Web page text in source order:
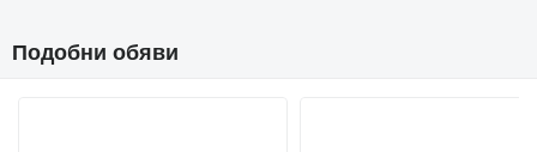
Подобни обяви